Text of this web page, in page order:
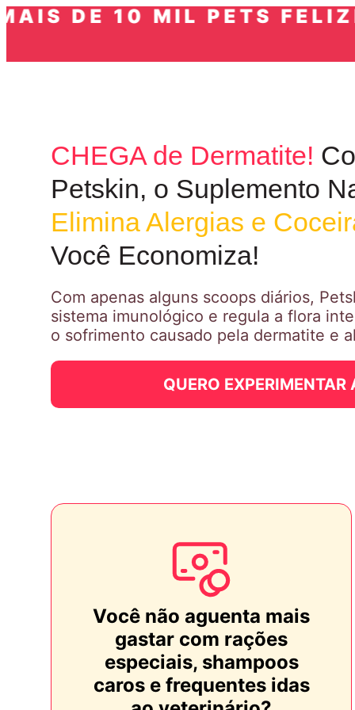
10 MIL PETS
CHEGA de Dermatite!
Petskin, o Suplemento
Elimina Alergias e
Você Economiza!
Com apenas alguns scoops diários,
sistema imunológico e regula a flora
o sofrimento causado pela dermatite e
QUERO EXPERIMENTAR
Você não aguenta mais
gastar com rações
especiais, shampoos
caros e frequentes idas